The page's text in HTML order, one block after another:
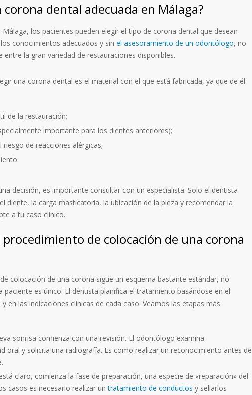
corona dental adecuada en Málaga?
Málaga, los pacientes pueden elegir el tipo de corona dental que desean
conocimientos adecuados y sin el asesoramiento de un odontólogo, no
entre la gran variedad de restauraciones disponibles.
una corona dental es el material con el que está fabricada, ya que de él
de la restauración;
importante para los dientes anteriores);
de reacciones alérgicas;
decisión, es importante consultar con un especialista. Solo el dentista
diente, la carga masticatoria, la ubicación de la pieza y recomendar la
a tu caso clínico.
procedimiento de colocación de una corona
colocación de una corona sigue un esquema bastante estándar, no
paciente es único. El dentista planifica el tratamiento basándose en el
en las indicaciones clínicas de cada caso. Veamos las etapas más
sonrisa comienza con una revisión. El odontólogo examina
oral y solicita una radiografía. Es como realizar un reconocimiento antes de
claro, comienza la fase de preparación, una especie de «reparación» del
casos es necesario realizar untratamiento de conductos y sellarlos